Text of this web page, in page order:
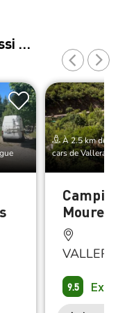
…
À 2.5 km de
cars de
9.5